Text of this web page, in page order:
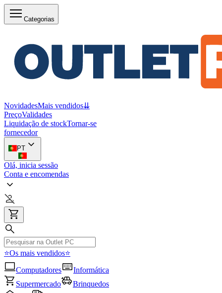
Categorias
NovidadesMais vendidos⇊
PreçoValidades
Liquidação de stockTornar-se
fornecedor
PT
Olá, inicia sessão
Conta e encomendas
⭐Os mais vendidos⭐
Computadores
Informática
Supermercado
Brinquedos